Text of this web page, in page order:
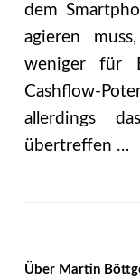
dem
agieren
weniger für
Cashflow-
allerdings
übertreffen …
Über Martin